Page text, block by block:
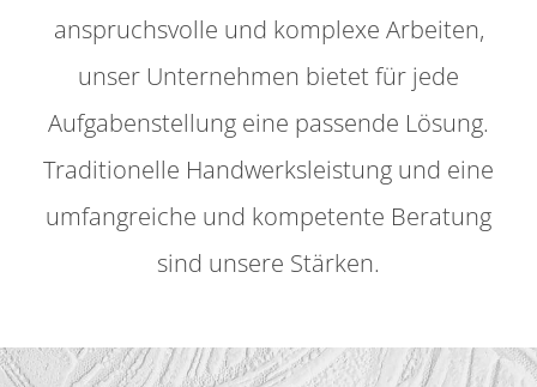
anspruchsvolle und komplexe Arbeiten,
unser Unternehmen bietet für jede
Aufgabenstellung eine passende Lösung.
Traditionelle Handwerksleistung und eine
umfangreiche und kompetente Beratung
sind unsere Stärken.